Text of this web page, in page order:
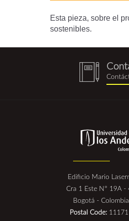
Esta pieza, sobre el
sostenibles.
notebook
(1).png
Edificio Mario
Cra 1 Este N° 19A -
Bogotá - Colombia
Postal Code: